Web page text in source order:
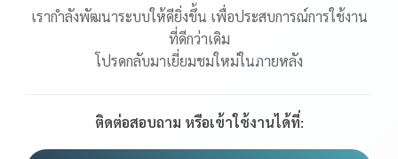
เรากำลังพัฒนาระบบให้ดียิ่งขึ้น เพื่อประสบการณ์การใช้งาน
ที่ดีกว่าเดิม
โปรดกลับมาเยี่ยมชมใหม่ในภายหลัง
ติดต่อสอบถาม หรือเข้าใช้งานได้ที่: